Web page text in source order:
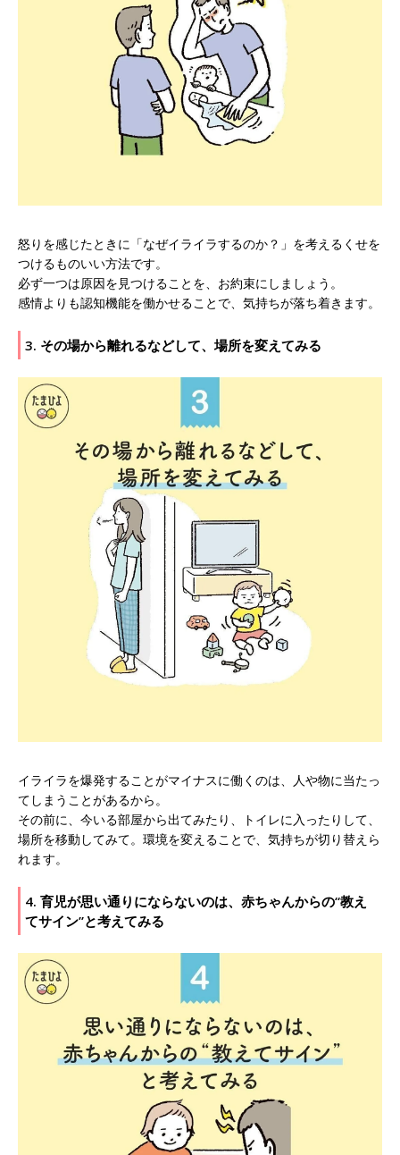
怒りを感じたときに「なぜイライラするのか？」を考えるくせを
つけるものいい方法です。
必ず一つは原因を見つけることを、お約束にしましょう。
感情よりも認知機能を働かせることで、気持ちが落ち着きます。
3. その場から離れるなどして、場所を変えてみる
イライラを爆発することがマイナスに働くのは、人や物に当たっ
てしまうことがあるから。
その前に、今いる部屋から出てみたり、トイレに入ったりして、
場所を移動してみて。環境を変えることで、気持ちが切り替えら
れます。
4. 育児が思い通りにならないのは、赤ちゃんからの“教え
てサイン”と考えてみる